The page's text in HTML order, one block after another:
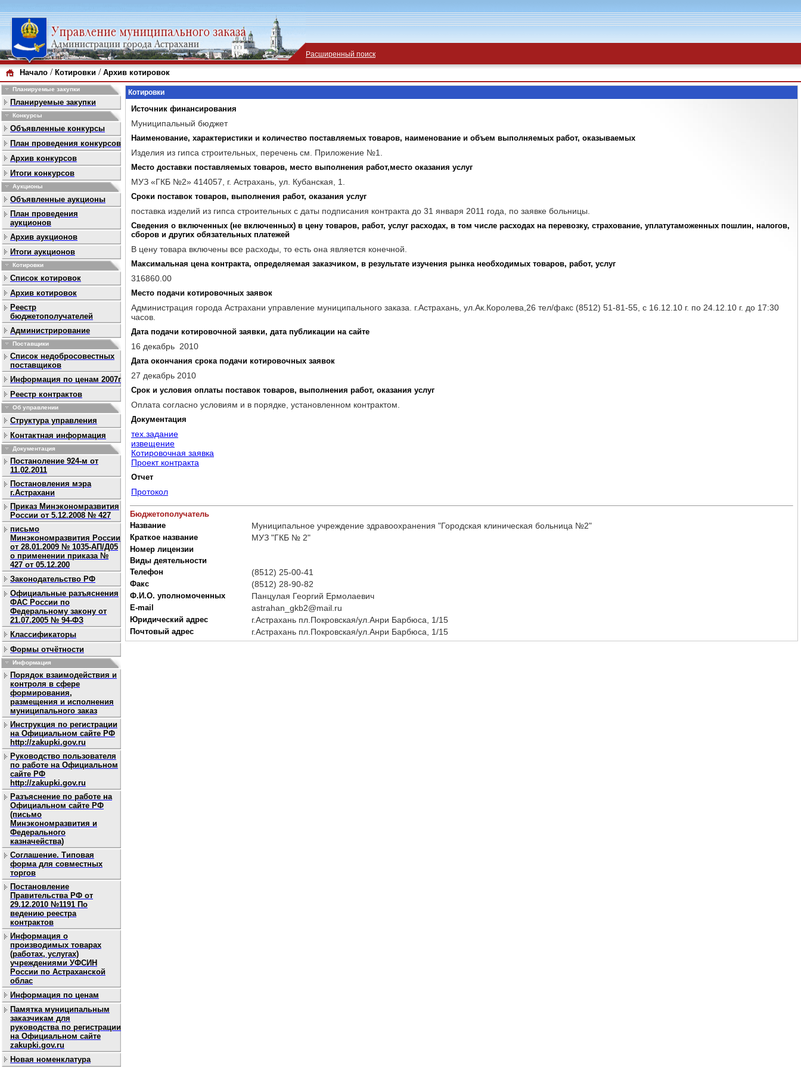
Расширенный поиск
Начало / Котировки / Архив котировок
Планируемые закупки
Планируемые закупки
Конкурсы
Объявленные конкурсы
План проведения конкурсов
Архив конкурсов
Итоги конкурсов
Аукционы
Объявленные аукционы
План проведения
аукционов
Архив аукционов
Итоги аукционов
Котировки
Список котировок
Архив котировок
Реестр
бюджетополучателей
Администрирование
Поставщики
Список недобросовестных
поставщиков
Информация по ценам 2007г
Реестр контрактов
Об управлении
Структура управления
Контактная информация
Документация
Постаноление 924-м от
11.02.2011
Постановления мэра
г.Астрахани
Приказ Минэкономразвития
России от 5.12.2008 № 427
письмо
Минэкономразвития России
от 28.01.2009 № 1035-АП/Д05
о применении приказа №
427 от 05.12.200
Законодательство РФ
Официальные разъяснения
ФАС России по
Федеральному закону от
21.07.2005 № 94-ФЗ
Классификаторы
Формы отчётности
Информация
Порядок взаимодействия и
контроля в сфере
формирования,
размещения и исполнения
муниципального заказ
Инструкция по регистрации
на Официальном сайте РФ
http://zakupki.gov.ru
Руководство пользователя
по работе на Официальном
сайте РФ
http://zakupki.gov.ru
Разъяснение по работе на
Официальном сайте РФ
(письмо
Минэкономразвития и
Федерального
казначейства)
Соглашение. Типовая
форма для совместных
торгов
Постановление
Правительства РФ от
29.12.2010 №1191 По
ведению реестра
контрактов
Информация о
производимых товарах
(работах, услугах)
учреждениями УФСИН
России по Астраханской
облас
Информация по ценам
Памятка муниципальным
заказчикам для
руководства по регистрации
на Официальном сайте
zakupki.gov.ru
Новая номенклатура
Котировки
Источник финансирования
Муниципальный бюджет
Наименование, характеристики и количество поставляемых товаров, наименование и объем выполняемых работ, оказываемых
Изделия из гипса строительных, перечень см. Приложение №1.
Место доставки поставляемых товаров, место выполнения работ,место оказания услуг
МУЗ «ГКБ №2» 414057, г. Астрахань, ул. Кубанская, 1.
Сроки поставок товаров, выполнения работ, оказания услуг
поставка изделий из гипса строительных с даты подписания контракта до 31 января 2011 года, по заявке больницы.
Сведения о включенных (не включенных) в цену товаров, работ, услуг расходах, в том числе расходах на перевозку, страхование, уплатутаможенных пошлин, налогов,
сборов и других обязательных платежей
В цену товара включены все расходы, то есть она является конечной.
Максимальная цена контракта, определяемая заказчиком, в результате изучения рынка необходимых товаров, работ, услуг
316860.00
Место подачи котировочных заявок
Администрация города Астрахани управление муниципального заказа. г.Астрахань, ул.Ак.Королева,26 тел/факс (8512) 51-81-55, с 16.12.10 г. по 24.12.10 г. до 17:30
часов.
Дата подачи котировочной заявки, дата публикации на сайте
16 декабрь 2010
Дата окончания срока подачи котировочных заявок
27 декабрь 2010
Срок и условия оплаты поставок товаров, выполнения работ, оказания услуг
Оплата согласно условиям и в порядке, установленном контрактом.
Документация
тех.задание
извещение
Котировочная заявка
Проект контракта
Отчет
Протокол
Бюджетополучатель
Название
Муниципальное учреждение здравоохранения "Городская клиническая больница №2"
Краткое название МУЗ "ГКБ № 2"
Номер лицензии
Виды деятельности
Телефон
(8512) 25-00-41
Факс (8512) 28-90-82
Ф.И.О. уполномоченных Панцулая Георгий Ермолаевич
E-mail astrahan_gkb2@mail.ru
Юридический адрес г.Астрахань пл.Покровская/ул.Анри Барбюса, 1/15
Почтовый адрес г.Астрахань пл.Покровская/ул.Анри Барбюса, 1/15